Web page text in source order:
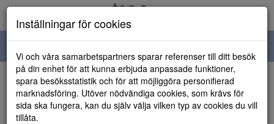
navigation
HEM
Inställningar för cookies
Vi och våra samarbetspartners sparar referenser till ditt besök
på din enhet för att kunna erbjuda anpassade funktioner,
spara besöksstatistik och för att möjliggöra personifierad
marknadsföring. Utöver nödvändiga cookies, som krävs för
sida ska fungera, kan du själv välja vilken typ av cookies du vill
tillåta.